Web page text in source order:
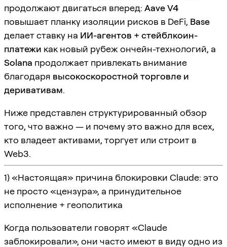
продолжают двигаться вперед: Aave V4
повышает планку изоляции рисков в DeFi, Base
делает ставку на ИИ-агентов + стейблкоин-
платежи как новый рубеж ончейн-технологий, а
Solana продолжает привлекать внимание
благодаря высокоскоростной торговле и
деривативам.
Ниже представлен структурированный обзор
того, что важно — и почему это важно для всех,
кто владеет активами, торгует или строит в
Web3.
1) «Настоящая» причина блокировки Claude: это
не просто «цензура», а принудительное
исполнение + геополитика
Когда пользователи говорят «Claude
заблокировали», они часто имеют в виду одно из